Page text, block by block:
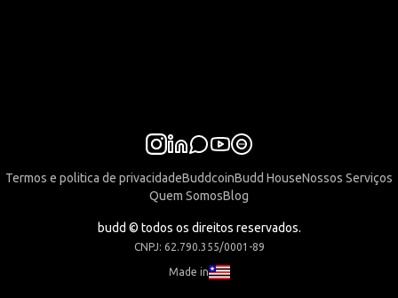
Termos e politica de privacidadeBuddcoinBudd HouseNossos Serviços
Quem SomosBlog
budd © todos os direitos reservados.
CNPJ: 62.790.355/0001-89
Made in